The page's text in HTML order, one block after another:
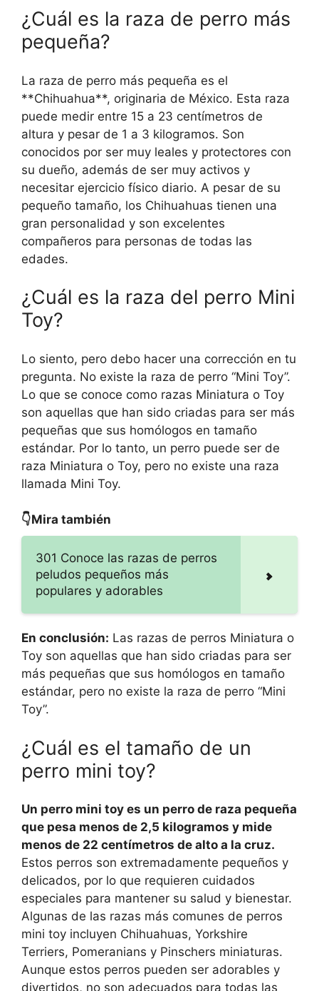
¿Cuál es la raza de perro más
pequeña?
La raza de perro más pequeña es el
**Chihuahua**, originaria de México. Esta raza
puede medir entre 15 a 23 centímetros de
altura y pesar de 1 a 3 kilogramos. Son
conocidos por ser muy leales y protectores con
su dueño, además de ser muy activos y
necesitar ejercicio físico diario. A pesar de su
pequeño tamaño, los Chihuahuas tienen una
gran personalidad y son excelentes
compañeros para personas de todas las
edades.
¿Cuál es la raza del perro Mini
Toy?
Lo siento, pero debo hacer una corrección en tu
pregunta. No existe la raza de perro “Mini Toy”.
Lo que se conoce como razas Miniatura o Toy
son aquellas que han sido criadas para ser más
pequeñas que sus homólogos en tamaño
estándar. Por lo tanto, un perro puede ser de
raza Miniatura o Toy, pero no existe una raza
llamada Mini Toy.
👇Mira también
301 Conoce las razas de perros
peludos pequeños más
populares y adorables
En conclusión: Las razas de perros Miniatura o
Toy son aquellas que han sido criadas para ser
más pequeñas que sus homólogos en tamaño
estándar, pero no existe la raza de perro “Mini
Toy”.
¿Cuál es el tamaño de un
perro mini toy?
Un perro mini toy es un perro de raza pequeña
que pesa menos de 2,5 kilogramos y mide
menos de 22 centímetros de alto a la cruz.
Estos perros son extremadamente pequeños y
delicados, por lo que requieren cuidados
especiales para mantener su salud y bienestar.
Algunas de las razas más comunes de perros
mini toy incluyen Chihuahuas, Yorkshire
Terriers, Pomeranians y Pinschers miniaturas.
Aunque estos perros pueden ser adorables y
divertidos, no son adecuados para todas las